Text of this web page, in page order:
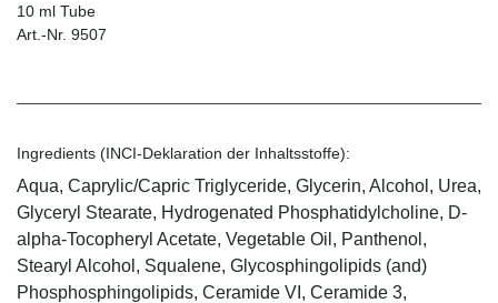
10 ml Tube
Art.-Nr. 9507
Ingredients (INCI-Deklaration der Inhaltsstoffe):
Aqua, Caprylic/Capric Triglyceride, Glycerin, Alcohol, Urea,
Glyceryl Stearate, Hydrogenated Phosphatidylcholine, D-
alpha-Tocopheryl Acetate, Vegetable Oil, Panthenol,
Stearyl Alcohol, Squalene, Glycosphingolipids (and)
Phosphosphingolipids, Ceramide VI, Ceramide 3,